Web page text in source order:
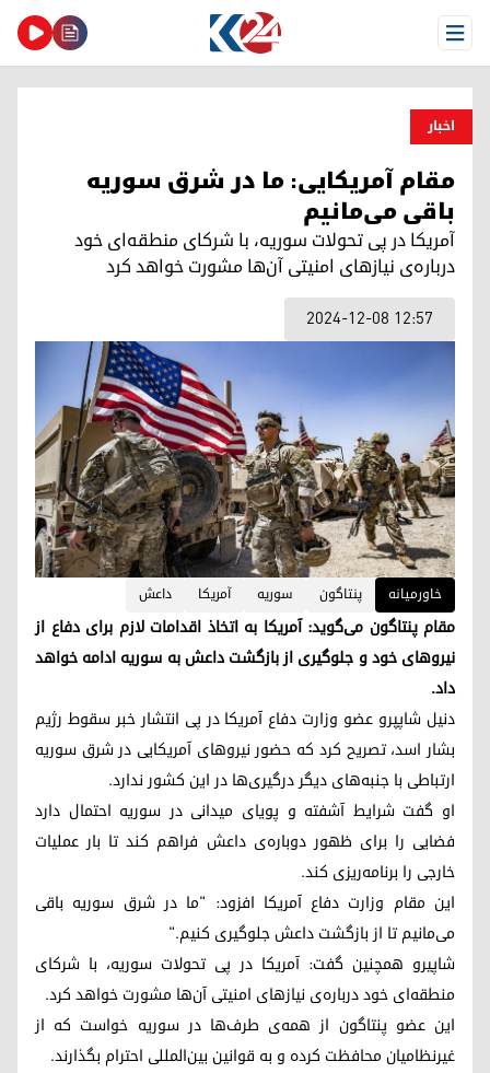
Open Menu
اخبار
مقام آمریکایی: ما در شرق سوریه
باقی می‌‌مانیم
آمریکا در پی تحولات سوریه، با شرکای منطقه‌ای خود
درباره‌ی نیازهای امنیتی آن‌ها مشورت خواهد کرد
2024-12-08 12:57
خاورمیانه پنتاگون سوریه آمریکا داعش
مقام پنتاگون می‌گوید: آمریکا به اتخاذ اقدامات لازم برای دفاع از
نیروهای خود و جلوگیری از بازگشت داعش به سوریه ادامه خواهد
داد.
دنیل شاپپرو عضو وزارت دفاع آمریکا در پی انتشار خبر سقوط رژیم
بشار اسد، تصریح کرد که حضور نیروهای آمریکایی در شرق سوریه
ارتباطی با جنبه‌های دیگر درگیری‌ها در این کشور ندارد.
او گفت شرایط آشفته و پویای میدانی در سوریه احتمال دارد
فضایی را برای ظهور دوباره‌ی داعش فراهم کند تا بار عملیات
خارجی را برنامه‌ریزی کند.
این مقام وزارت دفاع آمریکا افزود: "ما در شرق سوریه باقی
می‌مانیم تا از بازگشت داعش جلوگیری کنیم."
شاپیرو همچنین گفت: آمریکا در پی تحولات سوریه، با شرکای
منطقه‌ای خود درباره‌ی نیازهای امنیتی آن‌ها مشورت خواهد کرد.
این عضو پنتاگون از همه‌ی طرف‌ها در سوریه خواست که از
غیرنظامیان محافظت کرده و به قوانین بین‌المللی احترام بگذارند.